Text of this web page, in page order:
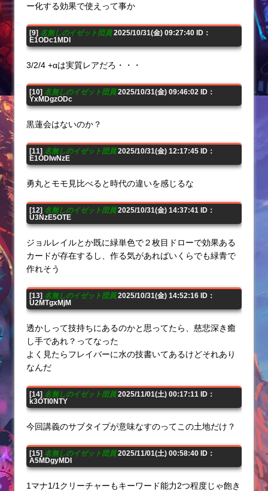
ー化する効果で使えって事か
[9] 名無しのイゼット団員2025/10/31(金) 09:27:40 ID：
E1ODc1MDI
3/2/4 +αは実質レアだろ・・・
[10] 名無しのイゼット団員2025/10/31(金) 09:46:02 ID：
YxMDgzODc
黒蓮会はないのか？
[11] 名無しのイゼット団員2025/10/31(金) 12:17:45 ID：
E1ODIwNzE
勇丸とモモ見比べると時代の違いを感じるな
[12] 名無しのイゼット団員2025/10/31(金) 14:37:41 ID：
U3NzE5OTE
ジョルレイルとか既に緑単色で２枚目ドローで効果ある
カードが存在するし、作る気があればいくらでも緑青で
作れそう
[13] 名無しのイゼット団員2025/10/31(金) 14:52:16 ID：
U2MTgxMjM
透かしって技持ちにあるのかと思ってたら、慈悲深き癒
し手であれ？ってなった
よく見たらフレイバーに水の技書いてあるけどそれあり
なんだ
[14] 名無しのイゼット団員2025/11/01(土) 00:17:11 ID：
k3OTI0NTY
今回講義のサブタイプが意味なすのってこの土地だけ？
[15] 名無しのイゼット団員2025/11/01(土) 00:58:40 ID：
A5MDgyMDI
1マナ1/1クリーチャーもキーワード能力2つ程度じゃ飽き